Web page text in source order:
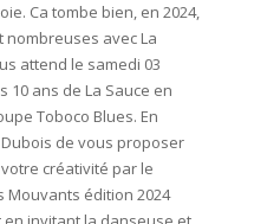
Ca tombe bien, en 2024,
avec La
attend le samedi 03
ans de La Sauce en
Toboco Blues. En
de vous proposer
créativité par le
Mouvants édition 2024